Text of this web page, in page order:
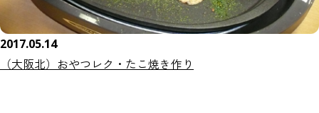
2017.05.14
（大阪北）おやつレク・たこ焼き作り